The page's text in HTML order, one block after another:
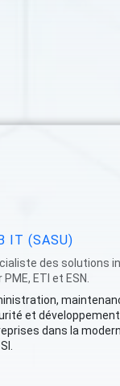
IT (SASU)
des solutions
PME, ETI et ESN.
et
dans la